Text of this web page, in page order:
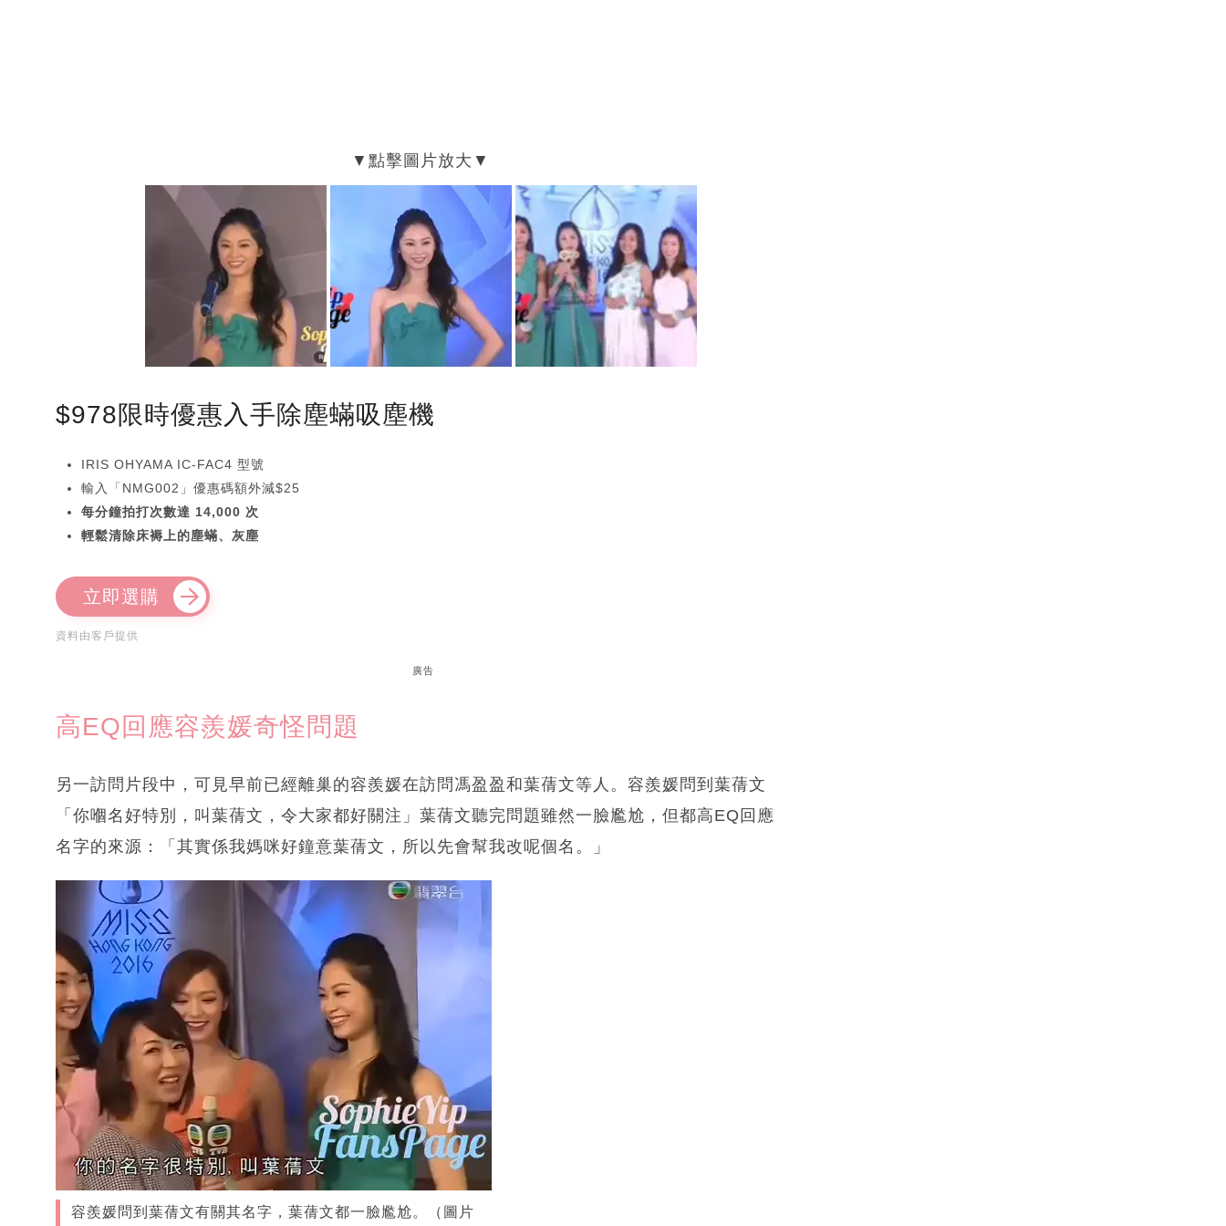
$978限時優惠入手除塵蟎吸塵機
IRIS OHYAMA IC-FAC4 型號
輸入「NMG002」優惠碼額外減$25
每分鐘拍打次數達 14,000 次
輕鬆清除床褥上的塵蟎、灰塵
立即選購
資料由客戶提供
廣告
高EQ回應容羨媛奇怪問題
另一訪問片段中，可見早前已經離巢的容羨媛在訪問馮盈盈和葉蒨文等人。容羨媛問到葉蒨文
「你嗰名好特別，叫葉蒨文，令大家都好關注」葉蒨文聽完問題雖然一臉尷尬，但都高EQ回應
名字的來源：「其實係我媽咪好鐘意葉蒨文，所以先會幫我改呢個名。」
容羨媛問到葉蒨文有關其名字，葉蒨文都一臉尷尬。（圖片